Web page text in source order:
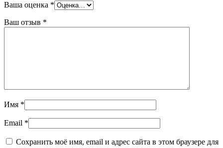
Ваша оценка *
Ваш отзыв *
Имя *
Email *
Сохранить моё имя, email и адрес сайта в этом браузере для